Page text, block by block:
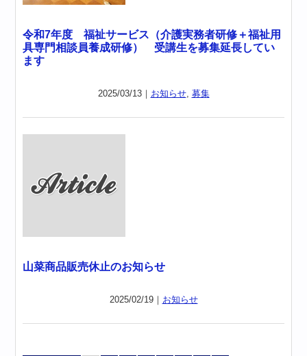
令和7年度 福祉サービス（介護実務者研修＋福祉用
具専門相談員養成研修） 受講生を募集延長してい
ます
2025/03/13｜ お知らせ, 募集
山菜商品販売休止のお知らせ
2025/02/19｜ お知らせ